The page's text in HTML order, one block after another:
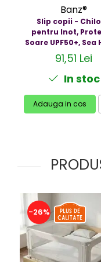
Banz®
Slip copii -
pentru Inot,
Soare UPF50+, Sea
Marimea 6
91,51 Lei
In stoc
Adauga in cos
-26%